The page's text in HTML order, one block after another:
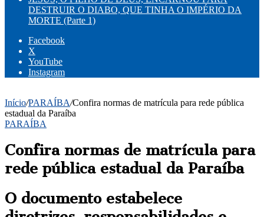
DESTRUIR O DIABO, QUE TINHA O IMPÉRIO DA
MORTE (Parte 1)
Facebook
X
YouTube
Instagram
Início/PARAÍBA/Confira normas de matrícula para rede pública
estadual da Paraíba
PARAÍBA
Confira normas de matrícula para
rede pública estadual da Paraíba
O documento estabelece